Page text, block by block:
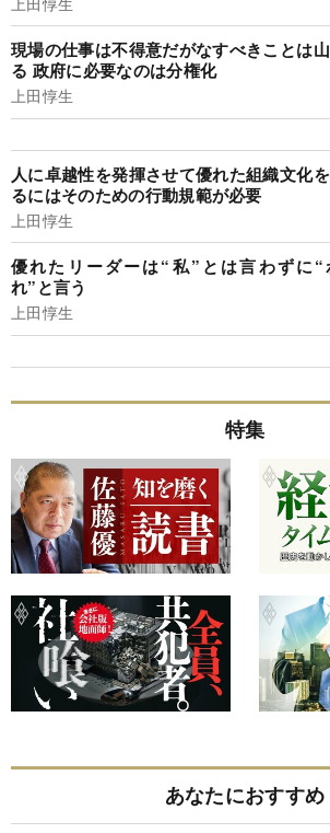
現場の仕事は不得意だがなすべきことは
る 政府に必要なのは分権化
上田惇生
人に卓越性を発揮させて優れた組織文化
るにはそのための行動規範が必要
上田惇生
優れたリーダーは“私”とは言わずに“
れ”と言う
上田惇生
特集
あなたにおすすめ